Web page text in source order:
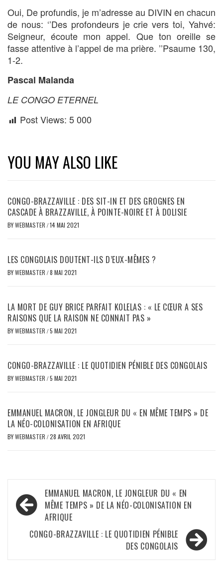
Oui, De profundis, je m’adresse au DIVIN en chacun
de nous: ‘’Des profondeurs je crie vers toi, Yahvé:
Seigneur, écoute mon appel. Que ton oreille se
fasse attentive à l’appel de ma prière. ’’Psaume 130,
1-2.
Pascal Malanda
LE CONGO ETERNEL
Post Views: 5 000
YOU MAY ALSO LIKE
CONGO-BRAZZAVILLE : DES SIT-IN ET DES GROGNES EN
CASCADE À BRAZZAVILLE, À POINTE-NOIRE ET À DOLISIE
BYWEBMASTER /14 MAI 2021
LES CONGOLAIS DOUTENT-ILS D’EUX-MÊMES ?
BYWEBMASTER /8 MAI 2021
LA MORT DE GUY BRICE PARFAIT KOLELAS : « LE CŒUR A SES
RAISONS QUE LA RAISON NE CONNAIT PAS »
BYWEBMASTER /5 MAI 2021
CONGO-BRAZZAVILLE : LE QUOTIDIEN PÉNIBLE DES CONGOLAIS
BYWEBMASTER /5 MAI 2021
EMMANUEL MACRON, LE JONGLEUR DU « EN MÊME TEMPS » DE
LA NÉO-COLONISATION EN AFRIQUE
BYWEBMASTER /28 AVRIL 2021
Navigation
de
l’article
EMMANUEL MACRON, LE JONGLEUR DU « EN
MÊME TEMPS » DE LA NÉO-COLONISATION EN
AFRIQUE
CONGO-BRAZZAVILLE : LE QUOTIDIEN PÉNIBLE
DES CONGOLAIS